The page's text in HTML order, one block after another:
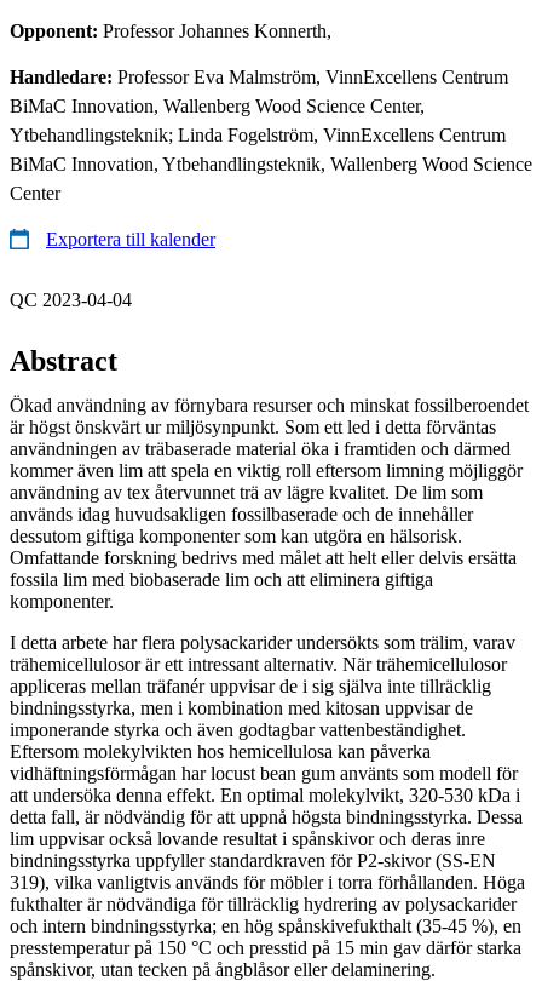
Opponent: Professor Johannes Konnerth,
Handledare: Professor Eva Malmström, VinnExcellens Centrum
BiMaC Innovation, Wallenberg Wood Science Center,
Ytbehandlingsteknik; Linda Fogelström, VinnExcellens Centrum
BiMaC Innovation, Ytbehandlingsteknik, Wallenberg Wood Science
Center
Exportera till kalender
QC 2023-04-04
Abstract
Ökad användning av förnybara resurser och minskat fossilberoendet
är högst önskvärt ur miljösynpunkt. Som ett led i detta förväntas
användningen av träbaserade material öka i framtiden och därmed
kommer även lim att spela en viktig roll eftersom limning möjliggör
användning av tex återvunnet trä av lägre kvalitet. De lim som
används idag huvudsakligen fossilbaserade och de innehåller
dessutom giftiga komponenter som kan utgöra en hälsorisk.
Omfattande forskning bedrivs med målet att helt eller delvis ersätta
fossila lim med biobaserade lim och att eliminera giftiga
komponenter.
I detta arbete har flera polysackarider undersökts som trälim, varav
trähemicellulosor är ett intressant alternativ. När trähemicellulosor
appliceras mellan träfanér uppvisar de i sig själva inte tillräcklig
bindningsstyrka, men i kombination med kitosan uppvisar de
imponerande styrka och även godtagbar vattenbeständighet.
Eftersom molekylvikten hos hemicellulosa kan påverka
vidhäftningsförmågan har locust bean gum använts som modell för
att undersöka denna effekt. En optimal molekylvikt, 320-530 kDa i
detta fall, är nödvändig för att uppnå högsta bindningsstyrka. Dessa
lim uppvisar också lovande resultat i spånskivor och deras inre
bindningsstyrka uppfyller standardkraven för P2-skivor (SS-EN
319), vilka vanligtvis används för möbler i torra förhållanden. Höga
fukthalter är nödvändiga för tillräcklig hydrering av polysackarider
och intern bindningsstyrka; en hög spånskivefukthalt (35-45 %), en
presstemperatur på 150 °C och presstid på 15 min gav därför starka
spånskivor, utan tecken på ångblåsor eller delaminering.